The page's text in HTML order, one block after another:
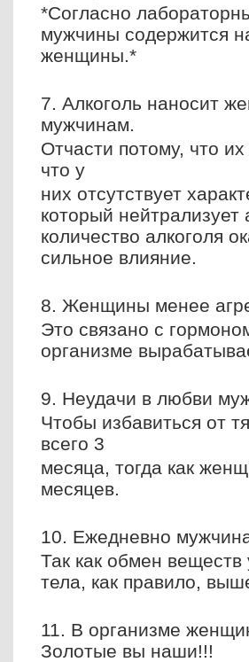
*Согласно
мужчины содержится
женщины.*
7. Алкоголь наносит
мужчинам.
Отчасти потому, что
что у
них отсутствует
который
количество алкоголя
сильное влияние.
8. Женщины менее
Это связано с
организме
9. Неудачи в любви
Чтобы избавиться от
всего 3
месяца, тогда как
месяцев.
10. Ежедневно
Так как обмен
тела, как правило,
11. В организме
Золотые вы наши!!!